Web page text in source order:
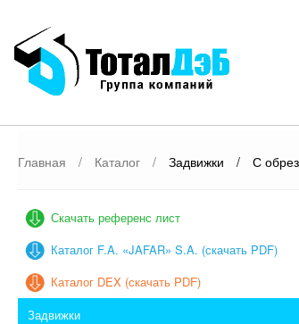
Главная / Каталог / Задвижки / С
Скачать референс лист
Каталог F.A. «JAFAR» S.A. (скачать PDF)
Каталог DEX (скачать PDF)
Задвижки